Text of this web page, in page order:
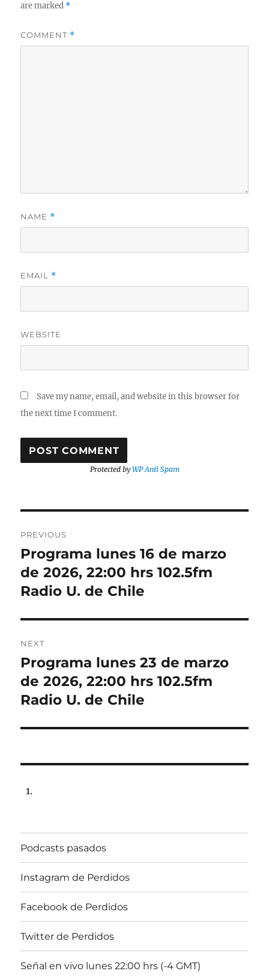
are marked *
COMMENT *
NAME *
EMAIL *
WEBSITE
Save my name, email, and website in this browser for
the next time I comment.
Protected byWP Anti Spam
navigation
PREVIOUS
Previous
post:
Programa lunes 16 de marzo
de 2026, 22:00 hrs 102.5fm
Radio U. de Chile
NEXT
Next
post:
Programa lunes 23 de marzo
de 2026, 22:00 hrs 102.5fm
Radio U. de Chile
Podcasts pasados
Instagram de Perdidos
Facebook de Perdidos
Twitter de Perdidos
Señal en vivo lunes 22:00 hrs (-4 GMT)